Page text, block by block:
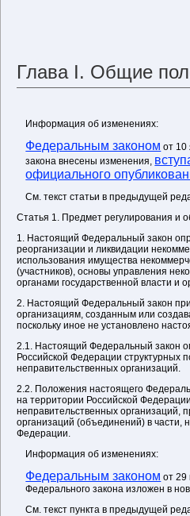
Глава I. Общие
Информация об изменениях:
Федеральным законом от 10
закона внесены изменения,
официального
См. текст статьи в предыдущей
Статья 1. Предмет регулирования и
1. Настоящий Федеральный закон
реорганизации и ликвидации
использования имущества
(участников), основы управления
органами государственной власти и
2. Настоящий Федеральный закон
организациям, созданным или
поскольку иное не установлено
2.1. Настоящий Федеральный закон
Российской Федерации структурных
неправительственных организаций.
2.2. Положения настоящего
на территории Российской
неправительственных организаций,
организаций (объединений) в
Федерации.
Информация об изменениях:
Федеральным законом от 29
Федерального закона изложен в
См. текст пункта в предыдущей